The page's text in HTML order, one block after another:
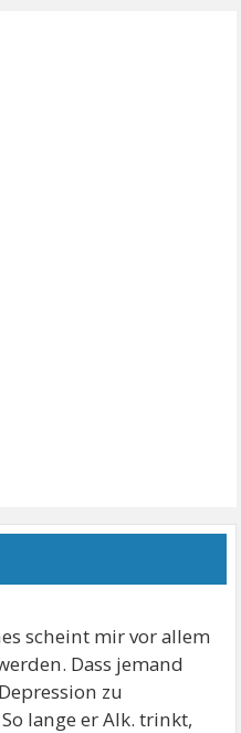
scheint mir vor allem
Dass jemand
zu
lange er Alk. trinkt,